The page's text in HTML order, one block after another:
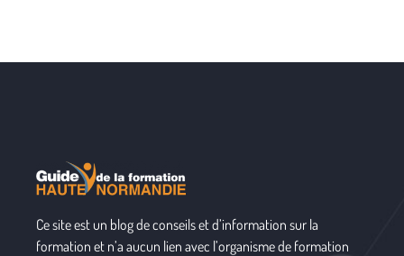
Ce site est un blog de conseils et d’information sur la
formation et n’a aucun lien avec l’organisme de formation